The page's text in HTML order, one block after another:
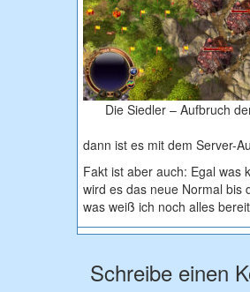
Die Siedler – Aufbruch
dann ist es mit dem Server-
Fakt ist aber auch: Egal was
wird es das neue Normal bis
was weiß ich noch alles
Schreibe einen